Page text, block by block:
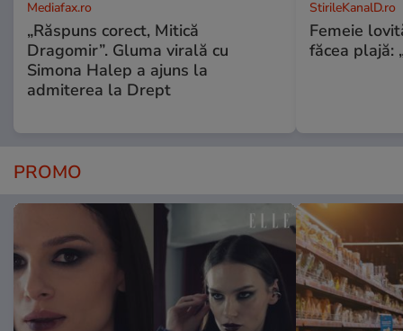
Mediafax.ro
„Răspuns corect, Mitică
Dragomir”. Gluma virală cu
Simona Halep a ajuns la
admiterea la Drept
StirileKanalD.ro
Femeie
făcea plajă:
PROMO